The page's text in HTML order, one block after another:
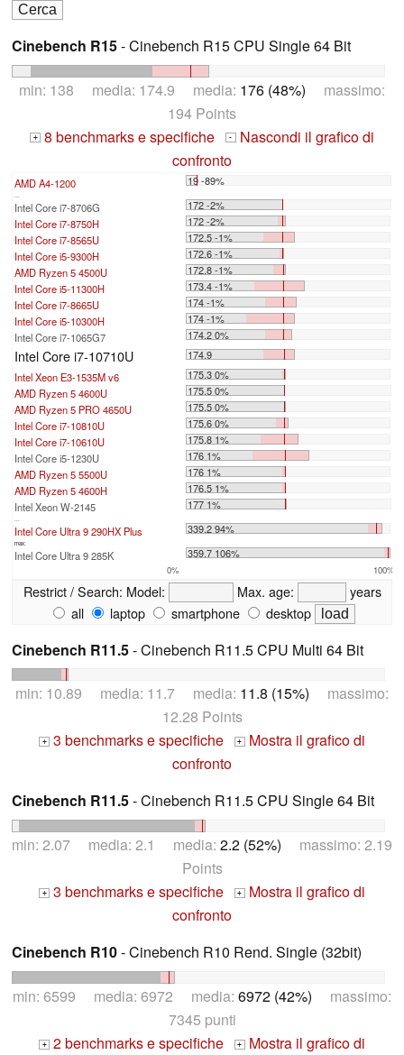
Cinebench R15- Cinebench R15 CPU Single 64 Bit
min: 138 media: 174.9 media: 176 (48%) massimo:
194 Points
+ 8 benchmarks e specifiche - Nascondi il grafico di
confronto
AMD A4-1200 19 -89%
Intel Core i7-8706G
172 -2%
Intel Core i7-8750H
172 -2%
Intel Core i7-8565U
172.5 -1%
Intel Core i5-9300H
172.6 -1%
AMD Ryzen 5 4500U
172.8 -1%
Intel Core i5-11300H
173.4 -1%
Intel Core i7-8665U
174 -1%
Intel Core i5-10300H
174 -1%
Intel Core i7-1065G7
174.2 0%
Intel Core i7-10710U
174.9
Intel Xeon E3-1535M v6
175.3 0%
AMD Ryzen 5 4600U
175.5 0%
AMD Ryzen 5 PRO 4650U
175.5 0%
Intel Core i7-10810U
175.6 0%
Intel Core i7-10610U
175.8 1%
Intel Core i5-1230U
176 1%
AMD Ryzen 5 5500U
176 1%
AMD Ryzen 5 4600H
176.5 1%
Intel Xeon W-2145
177 1%
Intel Core Ultra 9 290HX Plus 339.2 94%
max:
Intel Core Ultra 9 285K 359.7 106%
0% 100%
Restrict / Search: Model: Max. age:
years
all
laptop smartphone desktop
Cinebench R11.5- Cinebench R11.5 CPU Multi 64 Bit
min: 10.89 media: 11.7 media: 11.8 (15%) massimo:
12.28 Points
+ 3 benchmarks e specifiche + Mostra il grafico di
confronto
Cinebench R11.5- Cinebench R11.5 CPU Single 64 Bit
min: 2.07 media: 2.1 media: 2.2 (52%) massimo: 2.19
Points
+ 3 benchmarks e specifiche + Mostra il grafico di
confronto
Cinebench R10- Cinebench R10 Rend. Single (32bit)
min: 6599 media: 6972 media: 6972 (42%) massimo:
7345 punti
+ 2 benchmarks e specifiche + Mostra il grafico di